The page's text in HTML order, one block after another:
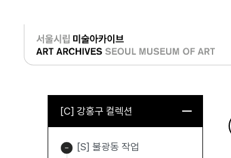
로그인
[C] 강홍구 컬렉션
[S] 불광동 작업